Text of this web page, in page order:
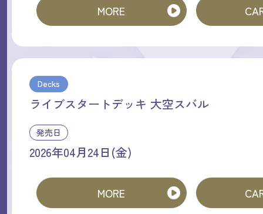
MORE
Decks
ライブスタートデッキ 大空スバル
発売日
2026年04月24日(金)
MORE